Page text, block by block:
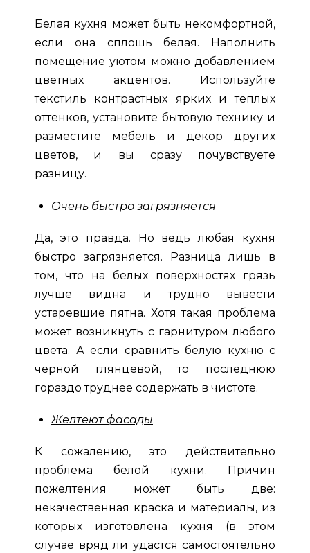
Белая кухня может быть некомфортной,
если она сплошь белая. Наполнить
помещение уютом можно добавлением
цветных акцентов. Используйте
текстиль контрастных ярких и теплых
оттенков, установите бытовую технику и
разместите мебель и декор других
цветов, и вы сразу почувствуете
разницу.
Очень быстро загрязняется
Да, это правда. Но ведь любая кухня
быстро загрязняется. Разница лишь в
том, что на белых поверхностях грязь
лучше видна и трудно вывести
устаревшие пятна. Хотя такая проблема
может возникнуть с гарнитуром любого
цвета. А если сравнить белую кухню с
черной глянцевой, то последнюю
гораздо труднее содержать в чистоте.
Желтеют фасады
К сожалению, это действительно
проблема белой кухни. Причин
пожелтения может быть две:
некачественная краска и материалы, из
которых изготовлена кухня (в этом
случае вряд ли удастся самостоятельно